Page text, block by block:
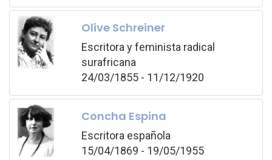
Olive Schreiner
Escritora y feminista radical
surafricana
24/03/1855 - 11/12/1920
Concha Espina
Escritora española
15/04/1869 - 19/05/1955